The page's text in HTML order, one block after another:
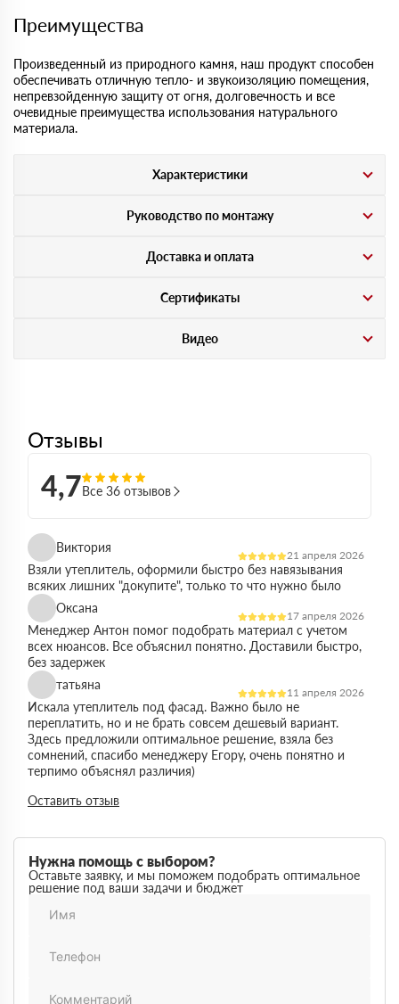
Преимущества
Произведенный из природного камня, наш продукт способен
обеспечивать отличную тепло- и звукоизоляцию помещения,
непревзойденную защиту от огня, долговечность и все
очевидные преимущества использования натурального
материала.
Характеристики
Руководство по монтажу
Доставка и оплата
Сертификаты
Видео
Отзывы
4,7Все 36 отзывов
Виктория
21 апреля 2026
Взяли утеплитель, оформили быстро без навязывания
всяких лишних "докупите", только то что нужно было
Оксана
17 апреля 2026
Менеджер Антон помог подобрать материал с учетом
всех нюансов. Все объяснил понятно. Доставили быстро,
без задержек
татьяна
11 апреля 2026
Искала утеплитель под фасад. Важно было не
переплатить, но и не брать совсем дешевый вариант.
Здесь предложили оптимальное решение, взяла без
сомнений, спасибо менеджеру Егору, очень понятно и
терпимо объяснял различия)
Максим
03 марта 2026
Немного запутался в видах утеплителей но помогли
разобратсья, менеджеры быстро связались и помогли
Заказывал утеплитель для дачи. Объем небольшой, но
отношение нормальное, наверное будем заказывать еще
Оставить отзыв
Нужна помощь с выбором?
Оставьте заявку, и мы поможем подобрать оптимальное
решение под ваши задачи и бюджет